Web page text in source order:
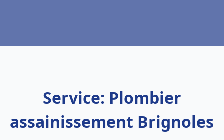
Service: Plombier
assainissement Brignoles